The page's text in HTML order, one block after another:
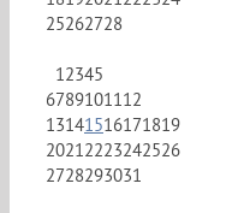
25262728
12345
6789101112
13141516171819
20212223242526
2728293031